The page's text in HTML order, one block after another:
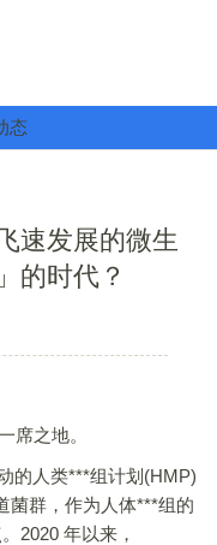
态
速发展的微生
的时代？
之地。
人类***组计划(HMP)
菌群，作为人体***组的
2020 年以来，